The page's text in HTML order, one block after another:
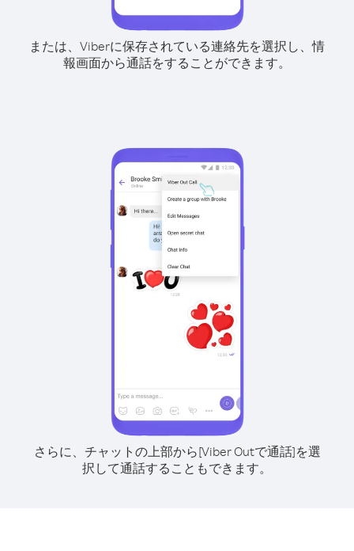
または、Viberに保存されている連絡先を選択し、情
報画面から通話をすることができます。
さらに、チャットの上部から[Viber Outで通話]を選
択して通話することもできます。